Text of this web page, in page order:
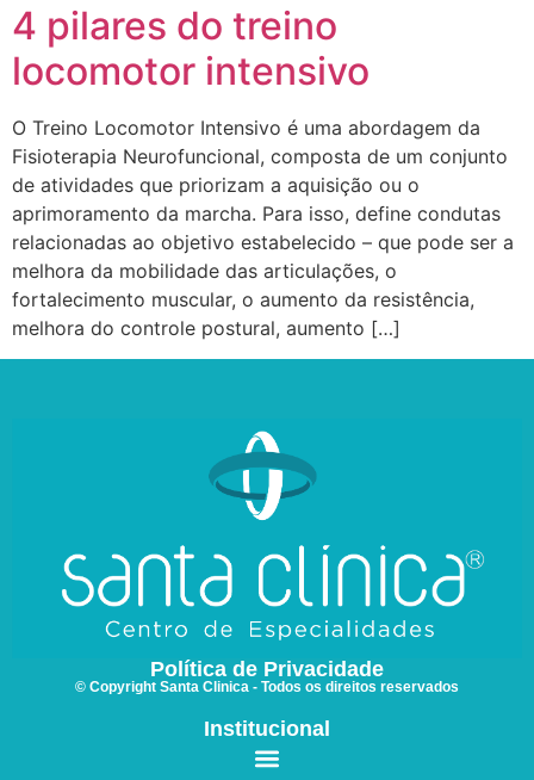
4 pilares do treino
locomotor intensivo
O Treino Locomotor Intensivo é uma abordagem da
Fisioterapia Neurofuncional, composta de um conjunto
de atividades que priorizam a aquisição ou o
aprimoramento da marcha. Para isso, define condutas
relacionadas ao objetivo estabelecido – que pode ser a
melhora da mobilidade das articulações, o
fortalecimento muscular, o aumento da resistência,
melhora do controle postural, aumento […]
Política de Privacidade
© Copyright Santa Clinica - Todos os direitos reservados
Institucional